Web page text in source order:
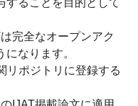
することを目的として
完全なオープンアク
なります。
リポジトリに登録する